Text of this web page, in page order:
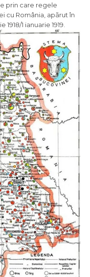
prin care regele
cu România, apãrut în
1 ianuarie 1919.